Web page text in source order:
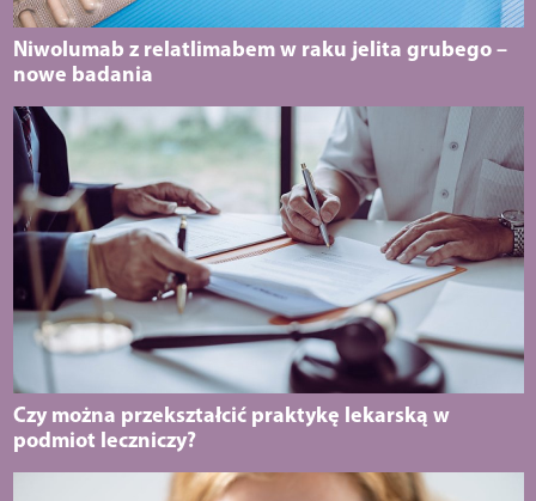
Niwolumab z relatlimabem w raku jelita grubego –
nowe badania
Czy można przekształcić praktykę lekarską w
podmiot leczniczy?